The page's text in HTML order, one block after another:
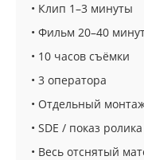
• Клип 1–3 минуты
• Фильм 20–40
• 10 часов съёмки
• 3 оператора
• Отдельный
• SDE / показ
• Весь отснятый